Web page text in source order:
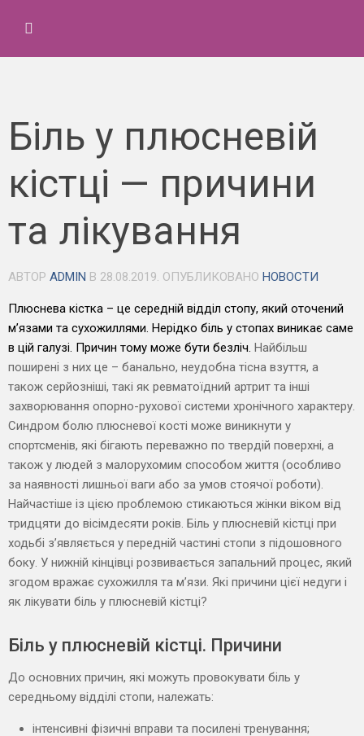
Біль у плюсневій
кістці — причини
та лікування
АВТОР ADMIN В 28.08.2019. ОПУБЛИКОВАНО НОВОСТИ
Плюснева кістка – це середній відділ стопу, який оточений
м’язами та сухожиллями. Нерідко біль у стопах виникає саме
в цій галузі. Причин тому може бути безліч. Найбільш
поширені з них це – банально, неудобна тісна взуття, а
також серйозніші, такі як ревматоїдний артрит та інші
захворювання опорно-рухової системи хронічного характеру.
Синдром болю плюсневої кості може виникнути у
спортсменів, які бігають переважно по твердій поверхні, а
також у людей з малорухомим способом життя (особливо
за наявності лишньої ваги або за умов стоячої роботи).
Найчастіше із цією проблемою стикаються жінки віком від
тридцяти до вісімдесяти років. Біль у плюсневій кістці при
ходьбі з’являється у передній частині стопи з підошовного
боку. У нижній кінцівці розвивається запальний процес, який
згодом вражає сухожилля та м’язи. Які причини цієї недуги і
як лікувати біль у плюсневій кістці?
Біль у плюсневій кістці. Причини
До основних причин, які можуть провокувати біль у
середньому відділі стопи, належать:
інтенсивні фізичні вправи та посилені тренування;